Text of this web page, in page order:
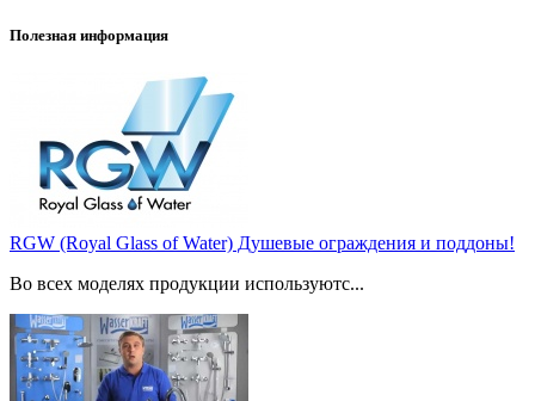
Полезная информация
RGW (Royal Glass of Water) Душевые ограждения и поддоны!
Во всех моделях продукции используютс...